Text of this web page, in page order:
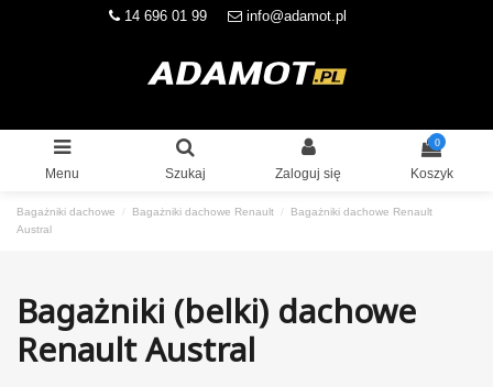
14 696 01 99 info@adamot.pl
Menu Szukaj Zaloguj się
0
Koszyk
Bagażniki dachowe Bagażniki dachowe Renault
Bagażniki dachowe Renault
Austral
Bagażniki (belki) dachowe
Renault Austral